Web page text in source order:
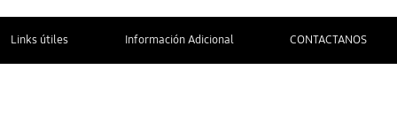
Links útiles Información Adicional CONTACTANOS